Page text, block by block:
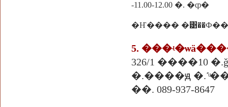
-11.00-12.00 �. �ȹ�
�Ҥ����
5.
326/1 ����10
�.����ԭ
��. 089-937-8647